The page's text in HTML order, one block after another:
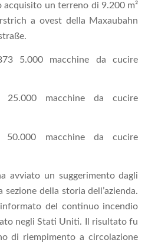
acquisito un terreno di 9.200 m²
a ovest della Maxaubahn
5.000 macchine da cucire
25.000 macchine da cucire
macchine da cucire
avviato un suggerimento dagli
della storia dell’azienda.
del continuo incendio
negli Stati Uniti. Il risultato fu
di riempimento a circolazione